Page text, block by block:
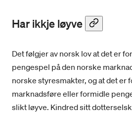
Har ikkje løyve
Det følgjer av norsk lov at det er
pengespel på den norske
norske styresmakter, og at det er
marknadsføre eller formidle
slikt løyve. Kindred sitt